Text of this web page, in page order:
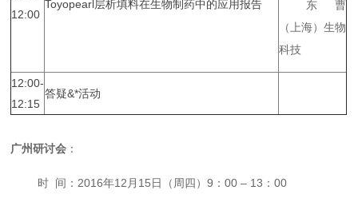
12:00
Toyopearl层析填料在生物制药中的应用报告
东曹
（上海）生物
科技
12:00-
12:15
答疑&*活动
广州研讨会 ：
时 间：2016年12月15日（周四）9：00 – 13：00